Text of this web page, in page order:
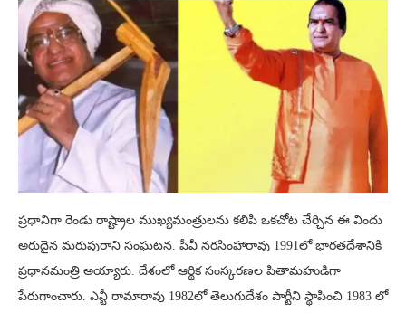
ప్రధానిగా రెండు రాష్ట్రాల ముఖ్యమంత్రులను కలిపి ఒకచోట చేర్చిన ఈ విందు
అరుదైన మరుపురాని సంఘటన. పీవీ నరసింహారావు 1991లో భారతదేశానికి
ప్రధానమంత్రి అయ్యారు. దేశంలో ఆర్థిక సంస్కరణల పితామహుడిగా
పేరుగాంచారు. ఎన్టీ రామారావు 1982లో తెలుగుదేశం పార్టీని స్థాపించి 1983 లో